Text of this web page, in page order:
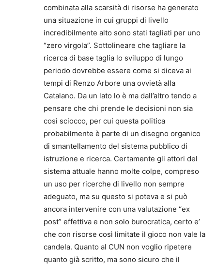
combinata alla scarsità di risorse ha generato
una situazione in cui gruppi di livello
incredibilmente alto sono stati tagliati per uno
“zero virgola”. Sottolineare che tagliare la
ricerca di base taglia lo sviluppo di lungo
periodo dovrebbe essere come si diceva ai
tempi di Renzo Arbore una ovvietà alla
Catalano. Da un lato lo è ma dall’altro tendo a
pensare che chi prende le decisioni non sia
così sciocco, per cui questa politica
probabilmente è parte di un disegno organico
di smantellamento del sistema pubblico di
istruzione e ricerca. Certamente gli attori del
sistema attuale hanno molte colpe, compreso
un uso per ricerche di livello non sempre
adeguato, ma su questo si poteva e si può
ancora intervenire con una valutazione “ex
post” effettiva e non solo burocratica, certo e’
che con risorse così limitate il gioco non vale la
candela. Quanto al CUN non voglio ripetere
quanto già scritto, ma sono sicuro che il